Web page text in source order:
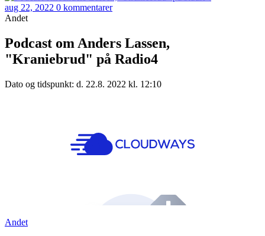
aug 22, 2022 0 kommentarer
Andet
Podcast om Anders Lassen,
"Kraniebrud" på Radio4
Dato og tidspunkt: d. 22.8. 2022 kl. 12:10
Andet